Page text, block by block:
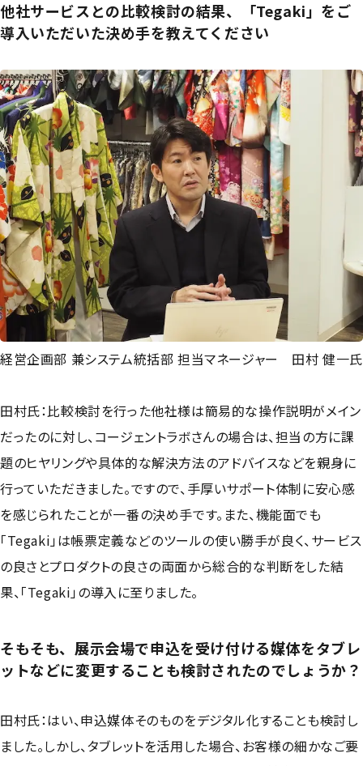
他社サービスとの比較検討の結果、「Tegaki」をご
導入いただいた決め手を教えてください
経営企画部 兼システム統括部 担当マネージャー 田村 健一氏
田村氏：比較検討を行った他社様は簡易的な操作説明がメイン
だったのに対し、コージェントラボさんの場合は、担当の方に課
題のヒヤリングや具体的な解決方法のアドバイスなどを親身に
行っていただきました。ですので、手厚いサポート体制に安心感
を感じられたことが一番の決め手です。また、機能面でも
「Tegaki」は帳票定義などのツールの使い勝手が良く、サービス
の良さとプロダクトの良さの両面から総合的な判断をした結
果、「Tegaki」の導入に至りました。
そもそも、展示会場で申込を受け付ける媒体をタブレ
ットなどに変更することも検討されたのでしょうか？
田村氏：はい、申込媒体そのものをデジタル化することも検討し
ました。しかし、タブレットを活用した場合、お客様の細かなご要